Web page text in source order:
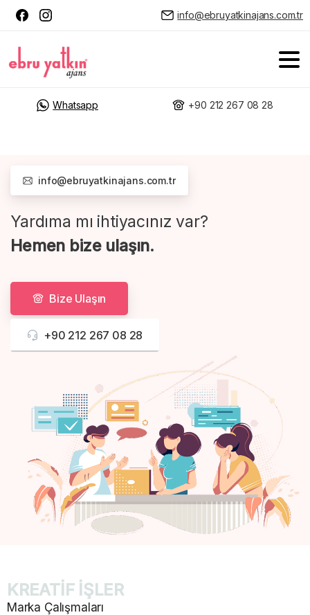
info@ebruyatkinajans.com.tr
Whatsapp +90 212 267 08 28
info@ebruyatkinajans.com.tr
Yardıma mı ihtiyacınız var?
Hemen bize ulaşın.
Bize Ulaşın
+90 212 267 08 28
KREATİF İŞLER
Marka Çalışmaları